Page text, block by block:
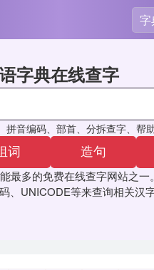
字
字典在线查字
拼音编码、部首、分拆查字、帮
词 造句
多的免费在线查字网站之
UNICODE等来查询相关